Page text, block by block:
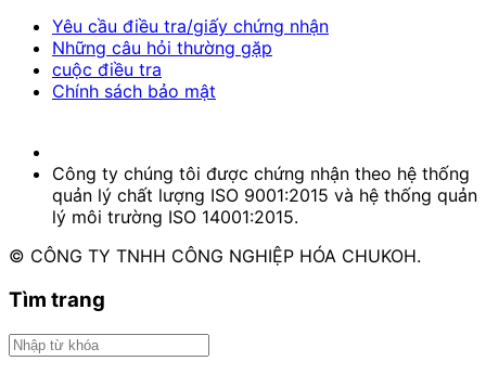
Yêu cầu điều tra/giấy chứng nhận
Những câu hỏi thường gặp
cuộc điều tra
Chính sách bảo mật
Công ty chúng tôi được chứng nhận theo hệ thống
quản lý chất lượng ISO 9001:2015 và hệ thống quản
lý môi trường ISO 14001:2015.
© CÔNG TY TNHH CÔNG NGHIỆP HÓA CHUKOH.
Tìm trang